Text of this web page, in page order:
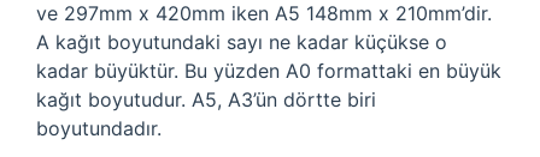
ve 297mm x 420mm iken A5 148mm x 210mm’dir.
A kağıt boyutundaki sayı ne kadar küçükse o
kadar büyüktür. Bu yüzden A0 formattaki en büyük
kağıt boyutudur. A5, A3’ün dörtte biri
boyutundadır.